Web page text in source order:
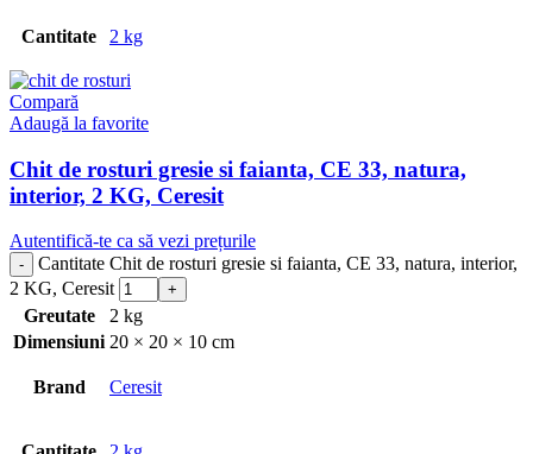
Cantitate 2 kg
Compară
Adaugă la favorite
Chit de rosturi gresie si faianta, CE 33, natura,
interior, 2 KG, Ceresit
Autentifică-te ca să vezi prețurile
Cantitate Chit de rosturi gresie si faianta, CE 33, natura, interior,
2 KG, Ceresit
Greutate
2 kg
Dimensiuni 20 × 20 × 10 cm
Brand Ceresit